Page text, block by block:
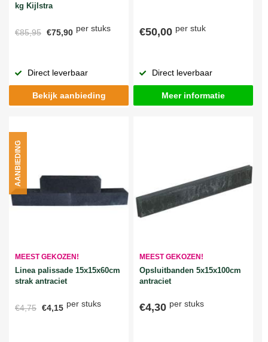
kg Kijlstra
€85,95 €75,90 per stuks
Direct leverbaar
Bekijk aanbieding
€50,00 per stuk
Direct leverbaar
Meer informatie
MEEST GEKOZEN!
Linea palissade 15x15x60cm
strak antraciet
€4,75 €4,15 per stuks
AANBIEDING
MEEST GEKOZEN!
Opsluitbanden 5x15x100cm
antraciet
€4,30 per stuks